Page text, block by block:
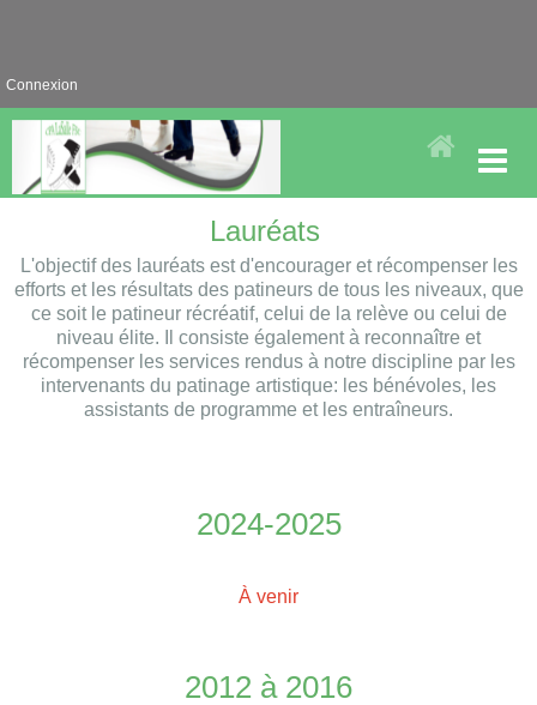
Connexion
Lauréats
L'objectif des lauréats est d'encourager et récompenser les
efforts et les résultats des patineurs de tous les niveaux, que
ce soit le patineur récréatif, celui de la relève ou celui de
niveau élite. Il consiste également à reconnaître et
récompenser les services rendus à notre discipline par les
intervenants du patinage artistique: les bénévoles, les
assistants de programme et les entraîneurs.
2024-2025
À venir
2012 à 2016